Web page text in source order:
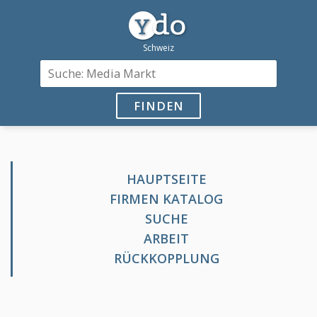
FINDEN
HAUPTSEITE
FIRMEN KATALOG
SUCHE
ARBEIT
RÜCKKOPPLUNG